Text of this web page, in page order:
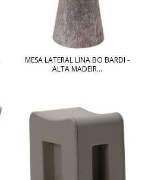
MESA LATERAL LINA BO BARDI -
ALTA MADEIR...